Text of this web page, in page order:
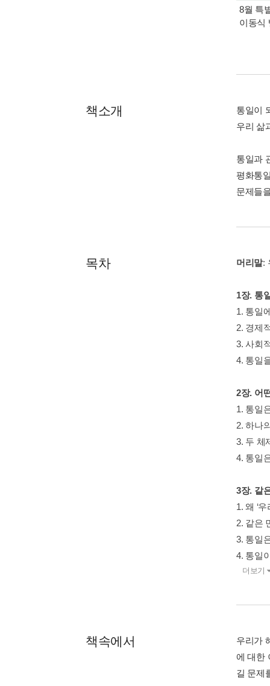
8월 특
이동식
책소개
통일이
우리 삶
통일과
평화통
문제들
목차 머리말:
1장. 통
1. 통일
2. 경제
3. 사회
4. 통일
2장. 어
1. 통일
2. 하나
3. 두 체
4. 통일
3장. 같
1. 왜 ‘
2. 같은
3. 통일
4. 통일
더보기
책속에서
우리가
에 대한
길 문제